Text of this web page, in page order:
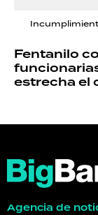
Fentanilo
estrecha el
Agencia de